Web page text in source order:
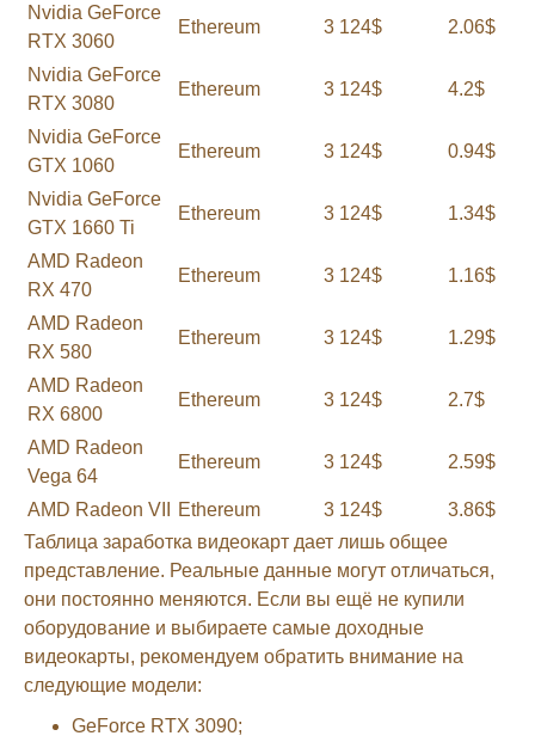
Nvidia GeForce
RTX 3060
Ethereum 3 124$ 2.06$
Nvidia GeForce
RTX 3080
Ethereum 3 124$ 4.2$
Nvidia GeForce
GTX 1060
Ethereum 3 124$ 0.94$
Nvidia GeForce
GTX 1660 Ti
Ethereum 3 124$ 1.34$
AMD Radeon
RX 470
Ethereum 3 124$ 1.16$
AMD Radeon
RX 580
Ethereum 3 124$ 1.29$
AMD Radeon
RX 6800
Ethereum 3 124$ 2.7$
AMD Radeon
Vega 64
Ethereum 3 124$ 2.59$
AMD Radeon VII Ethereum 3 124$
3.86$
Таблица заработка видеокарт дает лишь общее
представление. Реальные данные могут отличаться,
они постоянно меняются. Если вы ещё не купили
оборудование и выбираете самые доходные
видеокарты, рекомендуем обратить внимание на
следующие модели:
GeForce RTX 3090;